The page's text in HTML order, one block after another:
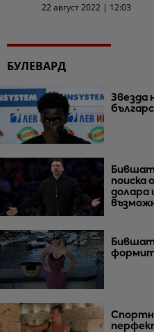
22 август 2022 | 12:03
БУЛЕВАРД
Звезда
поиска
долара